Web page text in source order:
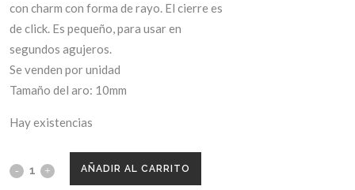
con charm con forma de rayo. El cierre es
de click. Es pequeño, para usar en
segundos agujeros.
Se venden por unidad
Tamaño del aro: 10mm
Hay existencias
AÑADIR AL CARRITO